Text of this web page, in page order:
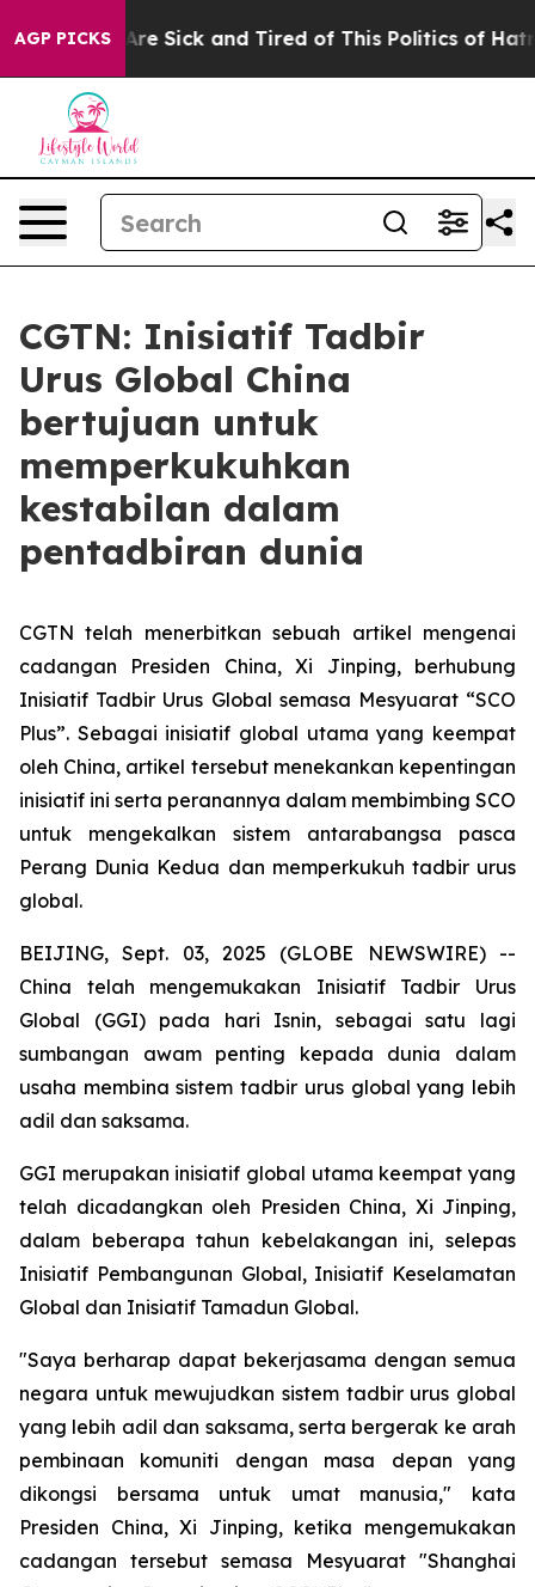
AGP PICKSAre Sick and Tired of This Politics of Hatred”
CGTN: Inisiatif Tadbir
Urus Global China
bertujuan untuk
memperkukuhkan
kestabilan dalam
pentadbiran dunia
CGTN telah menerbitkan sebuah artikel mengenai
cadangan Presiden China, Xi Jinping, berhubung
Inisiatif Tadbir Urus Global semasa Mesyuarat “SCO
Plus”. Sebagai inisiatif global utama yang keempat
oleh China, artikel tersebut menekankan kepentingan
inisiatif ini serta peranannya dalam membimbing SCO
untuk mengekalkan sistem antarabangsa pasca
Perang Dunia Kedua dan memperkukuh tadbir urus
global.
BEIJING, Sept. 03, 2025 (GLOBE NEWSWIRE) --
China telah mengemukakan Inisiatif Tadbir Urus
Global (GGI) pada hari Isnin, sebagai satu lagi
sumbangan awam penting kepada dunia dalam
usaha membina sistem tadbir urus global yang lebih
adil dan saksama.
GGI merupakan inisiatif global utama keempat yang
telah dicadangkan oleh Presiden China, Xi Jinping,
dalam beberapa tahun kebelakangan ini, selepas
Inisiatif Pembangunan Global, Inisiatif Keselamatan
Global dan Inisiatif Tamadun Global.
"Saya berharap dapat bekerjasama dengan semua
negara untuk mewujudkan sistem tadbir urus global
yang lebih adil dan saksama, serta bergerak ke arah
pembinaan komuniti dengan masa depan yang
dikongsi bersama untuk umat manusia," kata
Presiden China, Xi Jinping, ketika mengemukakan
cadangan tersebut semasa Mesyuarat "Shanghai